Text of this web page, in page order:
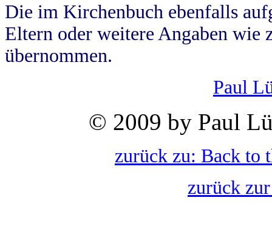
Die im Kirchenbuch ebenfalls
Eltern oder weitere Angaben wie
übernommen.
Paul
© 2009 by Paul
zurück zu: Back to
zurück